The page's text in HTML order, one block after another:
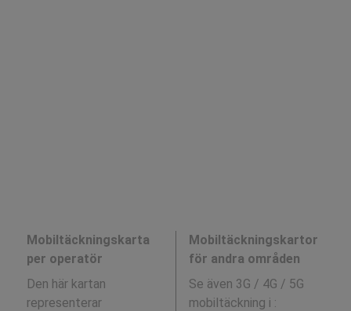
Mobiltäckningskarta
per operatör
Den här kartan
representerar
Mobiltäckningskartor
för andra områden
Se även 3G / 4G / 5G
mobiltäckning i :